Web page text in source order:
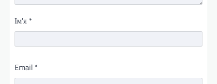
Ім'я *
Email *